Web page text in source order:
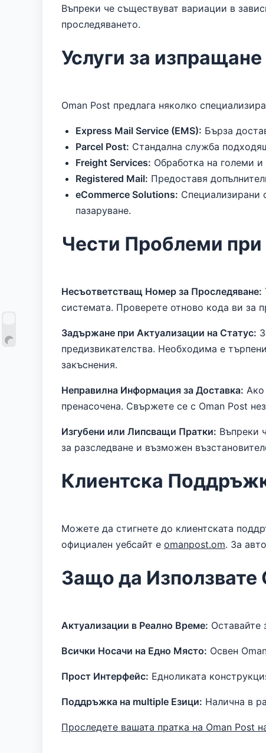
Въпреки че съществуват вариации в
проследяването.
Услуги за
Oman Post предлага няколко
Express Mail Service (EMS): Бърза
Parcel Post: Стандална служба
Freight Services: Обработка на големи и
Registered Mail: Предоставя
eCommerce Solutions: Специализирани
пазаруване.
Чести Проблеми при
Несъответстващ Номер за Проследяване:
системата. Проверете отново кода ви за
Задържане при Актуализации на Статус:
предизвикателства. Необходима е
закъснения.
Неправилна Информация за Доставка: Ако
пренасочена. Свържете се с Oman Post
Изгубени или Липсващи Пратки: Въпреки
за разследване и възможен
Клиентска
Можете да стигнете до клиентската
официален уебсайт е omanpost.om. За
Защо да Използвате
Актуализации в Реално Време: Оставайте
Всички Носачи на Едно Място: Освен
Прост Интерфейс: Едноликата
Поддръжка на multiple Езици: Налична в
Проследете вашата пратка на Oman Post